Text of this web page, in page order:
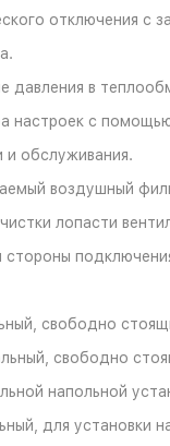
отключения с
давления в
настроек с
и обслуживания.
воздушный
лопасти
свободно
свободно
напольной
для установки